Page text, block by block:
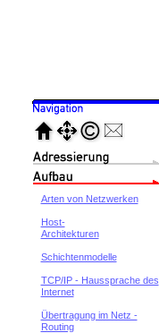
Arten von Netzwerken
Host-
Architekturen
Schichtenmodelle
TCP/IP - Haussprache des
Internet
Übertragung im Netz -
Routing